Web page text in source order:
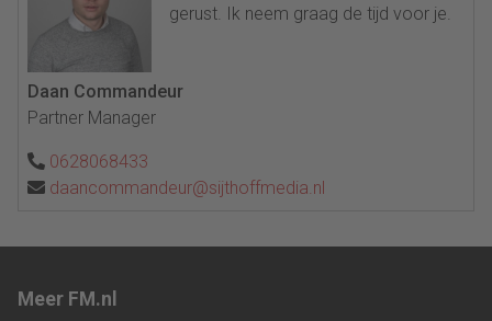
gerust. Ik neem graag de tijd voor je.
Daan Commandeur
Partner Manager
0628068433
daancommandeur@sijthoffmedia.nl
Meer FM.nl